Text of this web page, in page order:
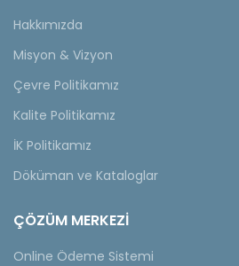
Hakkımızda
Misyon & Vizyon
Çevre Politikamız
Kalite Politikamız
İK Politikamız
Döküman ve Kataloglar
ÇÖZÜM MERKEZİ
Online Ödeme Sistemi